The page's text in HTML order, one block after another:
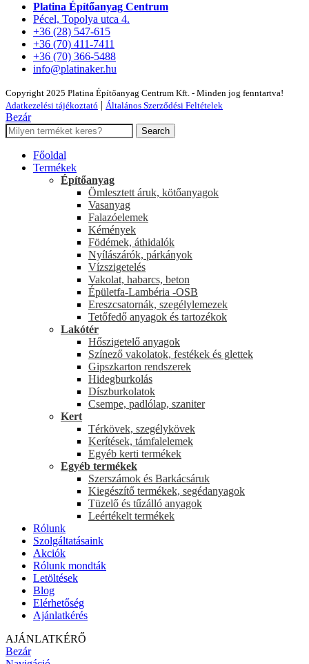
Platina Építőanyag Centrum
Pécel, Topolya utca 4.
+36 (28) 547-615
+36 (70) 411-7411
+36 (70) 366-5488
info@platinaker.hu
Copyright 2025 Platina Építőanyag Centrum Kft. - Minden jog fenntartva!
Adatkezelési tájékoztató | Általános Szerződési Feltételek
Bezár
Search
Főoldal
Termékek
Építőanyag
Ömlesztett áruk, kötőanyagok
Vasanyag
Falazóelemek
Kémények
Födémek, áthidalók
Nyílászárók, párkányok
Vízszigetelés
Vakolat, habarcs, beton
Épületfa-Lambéria -OSB
Ereszcsatornák, szegélylemezek
Tetőfedő anyagok és tartozékok
Lakótér
Hőszigetelő anyagok
Színező vakolatok, festékek és glettek
Gipszkarton rendszerek
Hidegburkolás
Díszburkolatok
Csempe, padlólap, szaniter
Kert
Térkövek, szegélykövek
Kerítések, támfalelemek
Egyéb kerti termékek
Egyéb termékek
Szerszámok és Barkácsáruk
Kiegészítő termékek, segédanyagok
Tüzelő és tűzálló anyagok
Leértékelt termékek
Rólunk
Szolgáltatásaink
Akciók
Rólunk mondták
Letöltések
Blog
Elérhetőség
Ajánlatkérés
AJÁNLATKÉRŐ
Bezár